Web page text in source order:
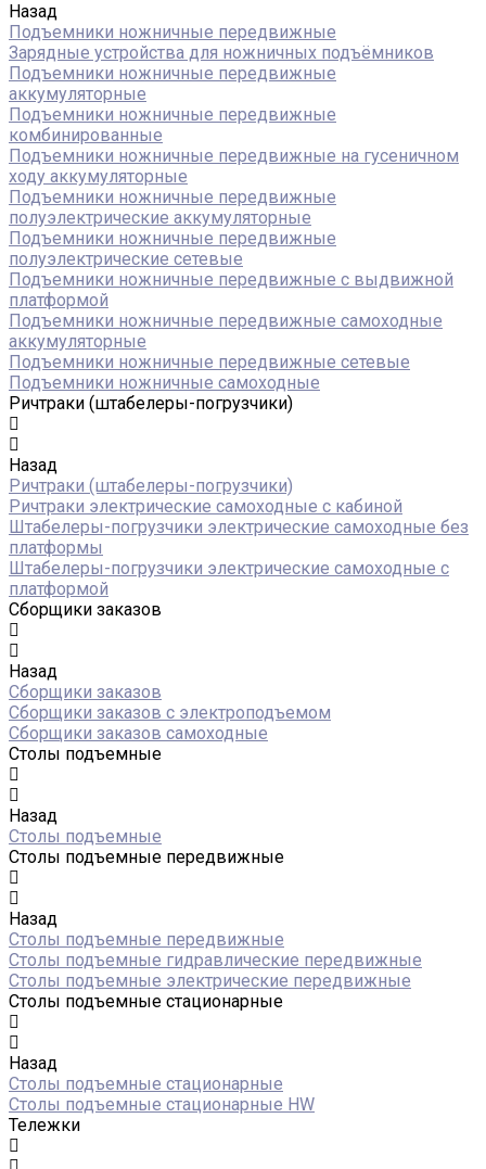
Назад
Подъемники ножничные передвижные
Зарядные устройства для ножничных подъёмников
Подъемники ножничные передвижные
аккумуляторные
Подъемники ножничные передвижные
комбинированные
Подъемники ножничные передвижные на гусеничном
ходу аккумуляторные
Подъемники ножничные передвижные
полуэлектрические аккумуляторные
Подъемники ножничные передвижные
полуэлектрические сетевые
Подъемники ножничные передвижные с выдвижной
платформой
Подъемники ножничные передвижные самоходные
аккумуляторные
Подъемники ножничные передвижные сетевые
Подъемники ножничные самоходные
Ричтраки (штабелеры-погрузчики)
Назад
Ричтраки (штабелеры-погрузчики)
Ричтраки электрические самоходные с кабиной
Штабелеры-погрузчики электрические самоходные без
платформы
Штабелеры-погрузчики электрические самоходные с
платформой
Сборщики заказов
Назад
Сборщики заказов
Сборщики заказов с электроподъемом
Сборщики заказов самоходные
Столы подъемные
Назад
Столы подъемные
Столы подъемные передвижные
Назад
Столы подъемные передвижные
Столы подъемные гидравлические передвижные
Столы подъемные электрические передвижные
Столы подъемные стационарные
Назад
Столы подъемные стационарные
Столы подъемные стационарные HW
Тележки